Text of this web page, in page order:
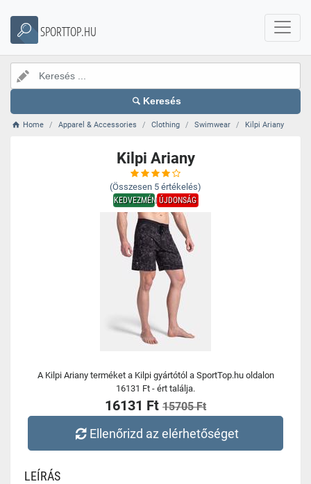
SPORTTOP.HU
Keresés
Home Apparel & Accessories Clothing Swimwear Kilpi Ariany
Kilpi Ariany
(Összesen 5 értékelés)
KEDVEZMÉNYÚJDONSÁG
A Kilpi Ariany terméket a Kilpi gyártótól a SportTop.hu oldalon
16131 Ft - ért találja.
16131 Ft 15705 Ft
Ellenőrizd az elérhetőséget
LEÍRÁS